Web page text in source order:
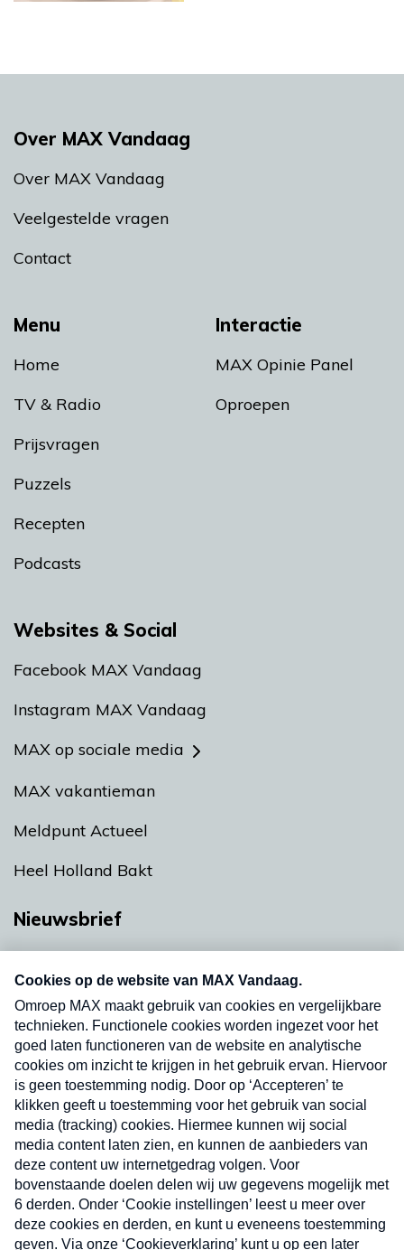
Menu
Home
TV & Radio
Prijsvragen
Puzzels
Recepten
Podcasts
Interactie
MAX Opinie Panel
Oproepen
Over MAX Vandaag
Over MAX Vandaag
Veelgestelde vragen
Contact
Websites & Social
Facebook MAX Vandaag
Instagram MAX Vandaag
MAX op sociale media
MAX vakantieman
Meldpunt Actueel
Heel Holland Bakt
Nieuwsbrief
nieuwsbrief. Elke vrijdag- en dinsdagochtend in
uw mailbox.
Verzend
Nieuwsbrief